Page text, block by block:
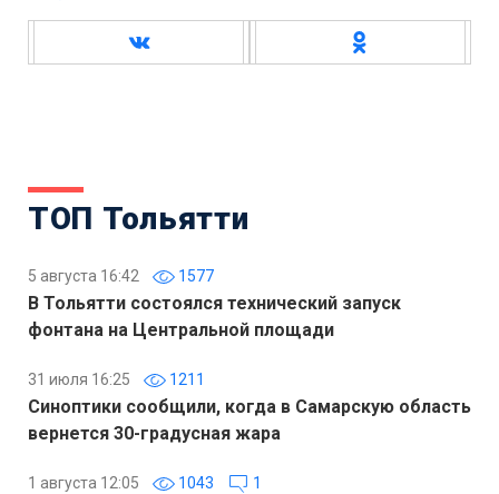
ТОП Тольятти
5 августа 16:42 1577
В Тольятти состоялся технический запуск
фонтана на Центральной площади
31 июля 16:25 1211
Синоптики сообщили, когда в Самарскую область
вернется 30-градусная жара
1 августа 12:05 1043 1